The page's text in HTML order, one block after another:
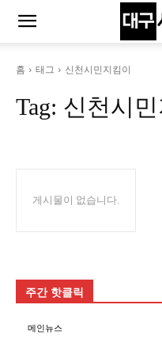
홈 태그 신천시민지킴이
Tag: 신천시
게시물이 없습니다.
주간 핫클릭
메인뉴스